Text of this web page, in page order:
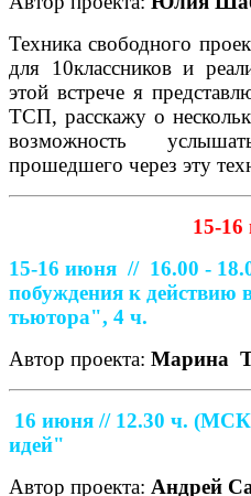
Техника свободного
для 10классников и
этой встрече я
ТСП, расскажу о
возможность
прошедшего через эту
15-
15-16 июня // 16.00 -
побуждения к действию
тьютора", 4 ч.
Автор проекта: Марина
16 июня // 12.30 ч.
идей"
Автор проекта: Андрей